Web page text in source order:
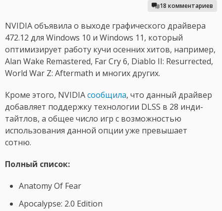
18 комментариев
NVIDIA объявила о выходе графического драйвера
472.12 для Windows 10 и Windows 11, который
оптимизирует работу кучи осенних хитов, например,
Alan Wake Remastered, Far Cry 6, Diablo II: Resurrected,
World War Z: Aftermath и многих других.
Кроме этого, NVIDIAсообщила, что данный драйвер
добавляет поддержку технологии DLSS в 28 инди-
тайтлов, а общее число игр с возможностью
использования данной опции уже превышает
сотню.
Полный список:
Anatomy Of Fear
Apocalypse: 2.0 Edition